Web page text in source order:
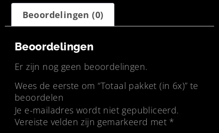
Beoordelingen (0)
Beoordelingen
Er zijn nog geen beoordelingen.
Wees de eerste om “Totaal pakket (in 6x)” te
beoordelen
Je e-mailadres wordt niet gepubliceerd.
Vereiste velden zijn gemarkeerd met *